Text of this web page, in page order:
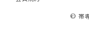
© 帯専